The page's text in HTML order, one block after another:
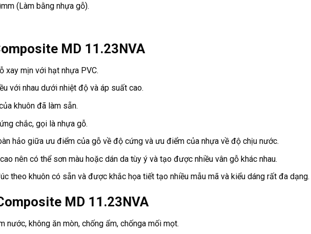
(Làm bằng nhựa gỗ).
MD 11.23NVA
mịn với hạt nhựa PVC.
với nhau dưới nhiệt độ và áp suất cao.
khuôn đã làm sẵn.
chắc, gọi là nhựa gỗ.
hảo giữa ưu điểm của gỗ về độ cứng và ưu điểm của nhựa về độ chịu nước.
nên có thể sơn màu hoặc dán da tùy ý và tạo được nhiều vân gỗ khác nhau.
theo khuôn có sẵn và được khắc họa tiết tạo nhiều mẫu mã và kiểu dáng rất đa dạng.
MD 11.23NVA
nước, không ăn mòn, chống ẩm, chốnga mối mọt.